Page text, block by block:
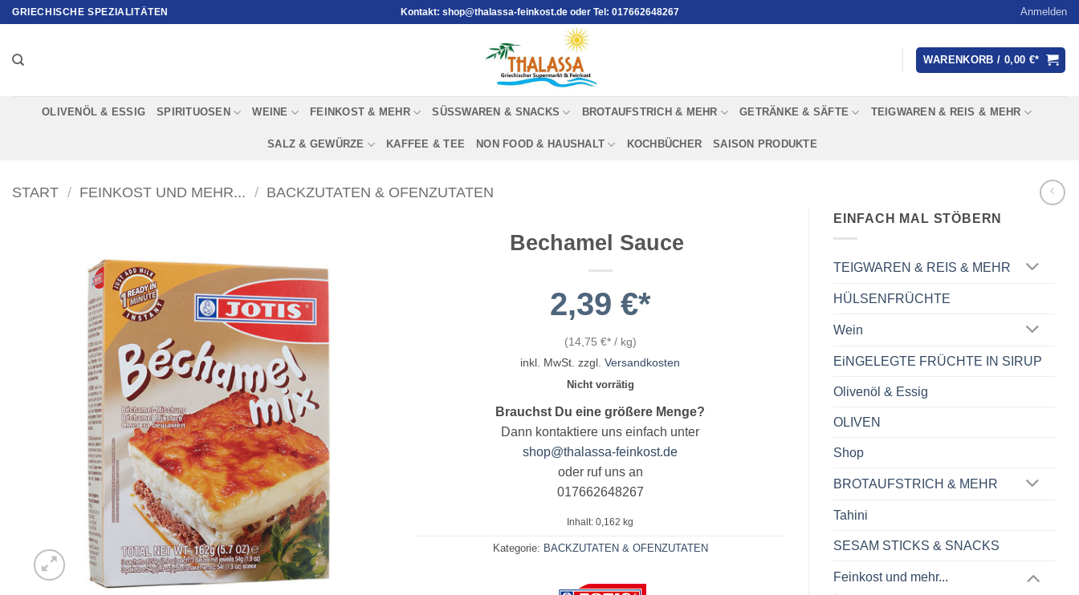
ZumGRIECHISCHE SPEZIALITÄTEN Kontakt: shop@thalassa-feinkost.de oder Tel: 017662648267 Anmelden
WARENKORB / 0,00 €
OLIVENÖL & ESSIG SPIRITUOSEN WEINE FEINKOST & MEHR SÜSSWAREN & SNACKS BROTAUFSTRICH & MEHR GETRÄNKE & SÄFTE TEIGWAREN & REIS & MEHR
SALZ & GEWÜRZE KAFFEE & TEE NON FOOD & HAUSHALT KOCHBÜCHER SAISON PRODUKTE
START / FEINKOST UND MEHR... / BACKZUTATEN & OFENZUTATEN
EINFACH MAL STÖBERN
TEIGWAREN & REIS & MEHR
HÜLSENFRÜCHTE
Wein
EiNGELEGTE FRÜCHTE IN SIRUP
Olivenöl & Essig
OLIVEN
Shop
BROTAUFSTRICH & MEHR
Tahini
SESAM STICKS & SNACKS
Feinkost und mehr...
Bechamel Sauce
2,39 €
(14,75 € / kg)
inkl. MwSt. zzgl.Versandkosten
Nicht vorrätig
Brauchst Du eine größere Menge?
Dann kontaktiere uns einfach unter
shop@thalassa-feinkost.de
oder ruf uns an
017662648267
Inhalt: 0,162 kg
Kategorie: BACKZUTATEN & OFENZUTATEN